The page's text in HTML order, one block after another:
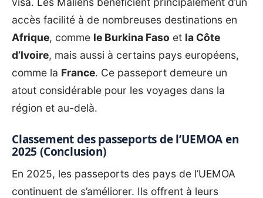
accès facilité à de nombreuses destinations en
Afrique, comme le Burkina Faso et la Côte
d’Ivoire, mais aussi à certains pays européens,
comme la France. Ce passeport demeure un
atout considérable pour les voyages dans la
région et au-delà.
Classement des passeports de l’UEMOA en
2025 (Conclusion)
En 2025, les passeports des pays de l’UEMOA
continuent de s’améliorer. Ils offrent à leurs